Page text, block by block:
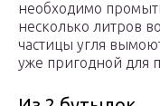
необходимо
несколько литров
частицы угля
уже пригодной для